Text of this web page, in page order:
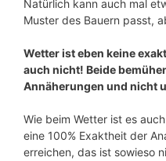
Natürlich kann auch mal
Muster des Bauern passt,
Wetter ist eben keine
auch nicht! Beide
Annäherungen und nicht
Wie beim Wetter ist es
eine 100% Exaktheit der
erreichen, das ist sowieso